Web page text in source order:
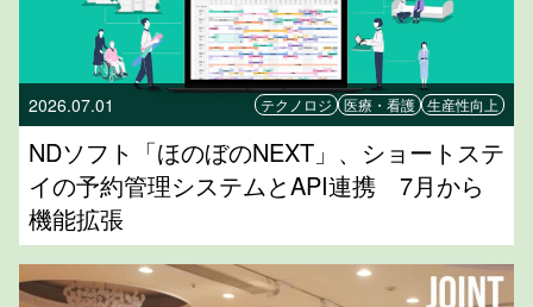
2026.07.01 テクノロジ 医療・看護 生産性向上
NDソフト「ほのぼのNEXT」、ショートステ
イの予約管理システムとAPI連携 7月から
機能拡張